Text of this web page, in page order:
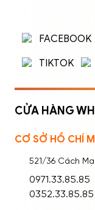
Nhập tên
Ghi nhớ mật
FACEBOOK
TIKTOK
CỬA HÀNG
CƠ SỞ HỒ CHÍ
521/36 Cách
0971.33.85.85
0352.33.85.85